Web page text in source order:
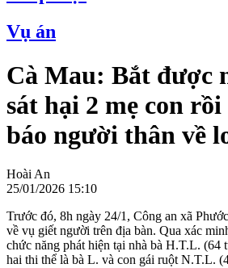
Vụ án
Cà Mau: Bắt được
sát hại 2 mẹ con
báo người thân về
Hoài An
25/01/2026 15:10
Trước đó, 8h ngày 24/1, Công an xã
về vụ giết người trên địa bàn. Qua xác
chức năng phát hiện tại nhà bà H.T.L. (64
hai thi thể là bà L. và con gái ruột N.T.L.